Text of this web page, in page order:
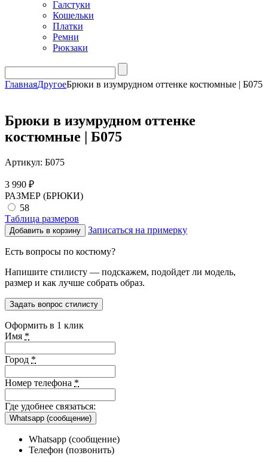
Галстуки
Кошельки
Платки
Ремни
Рюкзаки
ГлавнаяДругоеБрюки в изумрудном оттенке костюмные | Б075
Брюки в изумрудном оттенке
костюмные | Б075
Артикул: Б075
3 990 ₽
РАЗМЕР (БРЮКИ)
58
Таблица размеров
Добавить в корзину Записаться на примерку
Есть вопросы по костюму?
Напишите стилисту — подскажем, подойдет ли модель,
размер и как лучше собрать образ.
Задать вопрос стилисту
Оформить в 1 клик
Имя *
Город *
Номер телефона *
Где удобнее связаться:
Whatsapp (сообщение)
Whatsapp (сообщение)
Телефон (позвонить)